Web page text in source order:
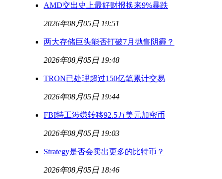
AMD交出史上最好财报换来9%暴跌
2026年08月05日 19:51
两大存储巨头能否打破7月抛售阴霾？
2026年08月05日 19:48
TRON已处理超过150亿笔累计交易
2026年08月05日 19:44
FBI特工涉嫌转移92.5万美元加密币
2026年08月05日 19:03
Strategy是否会卖出更多的比特币？
2026年08月05日 18:46